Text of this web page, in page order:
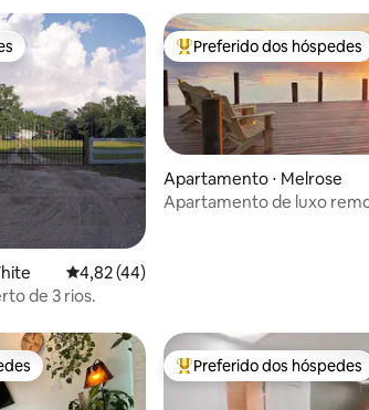
avaliações4,82 de uma avaliação média de 5, 44
4,82 (44)
de 3 rios.
Entre os melhores
Preferido dos hóspedes
Apartamento ⋅ Melrose
Apartamento de luxo
dos hóspedes Entre os melhores
Preferido dos hóspedes